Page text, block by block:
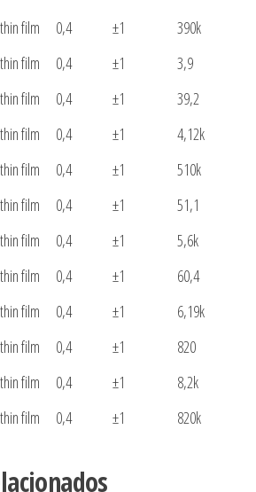
thin film 0,4 ±1
390k
thin film 0,4 ±1
3,9
thin film 0,4 ±1
39,2
thin film 0,4 ±1
4,12k
thin film 0,4 ±1
510k
thin film 0,4 ±1
51,1
thin film 0,4 ±1
5,6k
thin film 0,4 ±1
60,4
thin film 0,4 ±1
6,19k
thin film 0,4 ±1
820
thin film 0,4 ±1
8,2k
thin film 0,4 ±1 820k